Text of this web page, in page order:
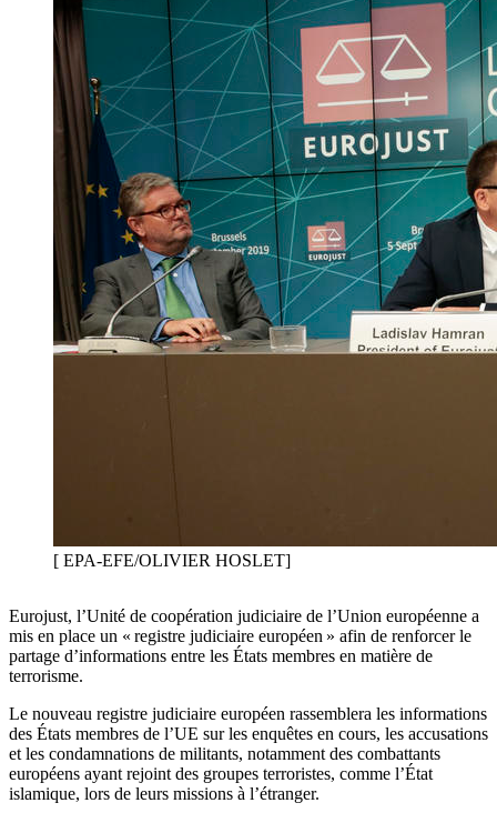
[ EPA-EFE/OLIVIER HOSLET]
Eurojust, l’Unité de coopération judiciaire de l’Union européenne a
mis en place un « registre judiciaire européen » afin de renforcer le
partage d’informations entre les États membres en matière de
terrorisme.
Le nouveau registre judiciaire européen rassemblera les informations
des États membres de l’UE sur les enquêtes en cours, les accusations
et les condamnations de militants, notamment des combattants
européens ayant rejoint des groupes terroristes, comme l’État
islamique, lors de leurs missions à l’étranger.